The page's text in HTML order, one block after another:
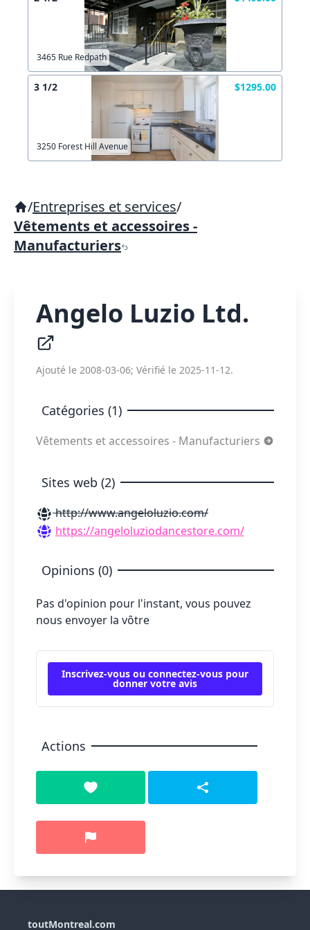
3465 Rue Redpath
3 1/2 $1295.00
3250 Forest Hill Avenue
/Entreprises et services/
Vêtements et accessoires -
Manufacturiers
Angelo Luzio Ltd.
Ajouté le 2008-03-06; Vérifié le 2025-11-12.
Catégories (1)
Vêtements et accessoires - Manufacturiers
Sites web (2)
http://www.angeloluzio.com/
https://angeloluziodancestore.com/
Opinions (0)
Pas d'opinion pour l'instant, vous pouvez
nous envoyer la vôtre
Inscrivez-vous ou connectez-vous pour
donner votre avis
Actions
toutMontreal.com